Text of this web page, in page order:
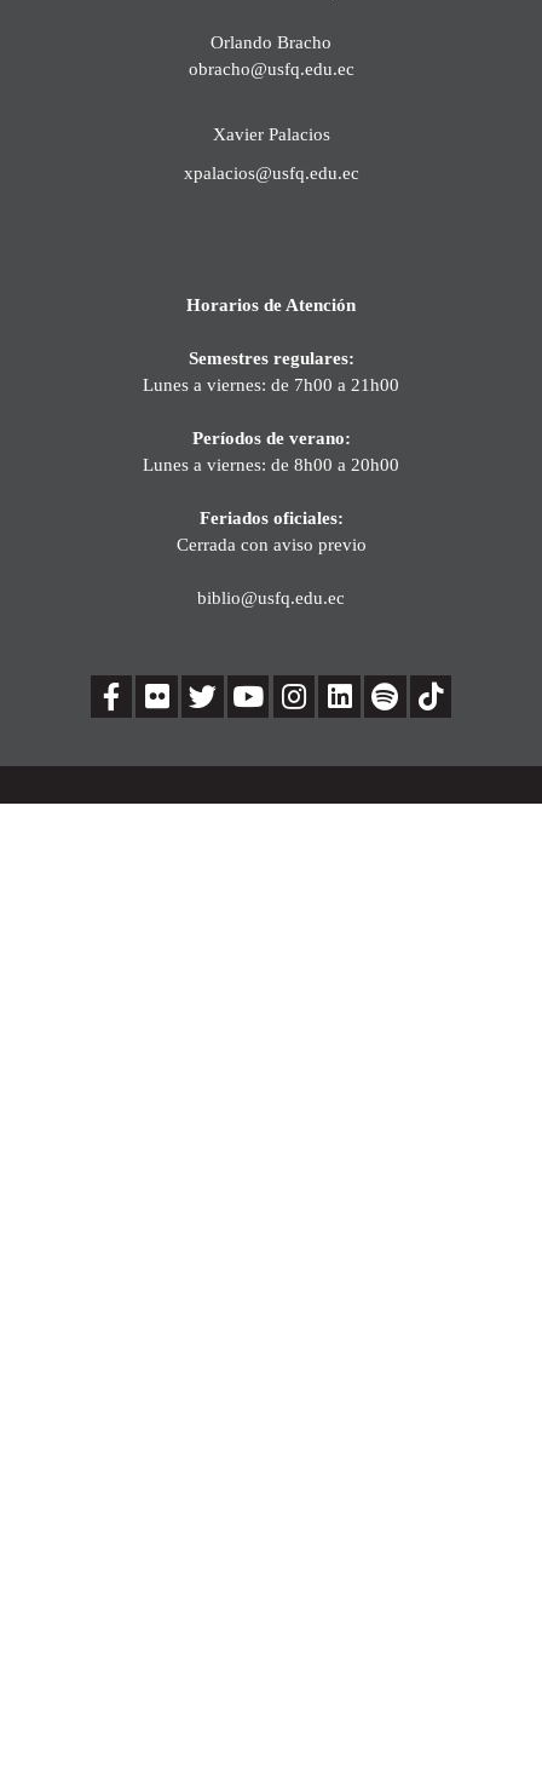
Orlando Bracho
obracho@usfq.edu.ec
Xavier Palacios
xpalacios@usfq.edu.ec
Horarios de Atención
Semestres regulares:
Lunes a viernes: de 7h00 a 21h00
Períodos de verano:
Lunes a viernes: de 8h00 a 20h00
Feriados oficiales:
Cerrada con aviso previo
biblio@usfq.edu.ec